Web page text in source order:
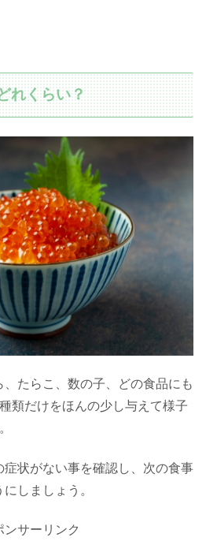
れくらい？
たらこ、数の子、どの食品にも
類だけをほんの少し与えて様子
状がない事を確認し、次の食事
しましょう。
ンサーリンク